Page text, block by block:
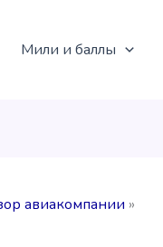
Мили и баллы
авиакомпании